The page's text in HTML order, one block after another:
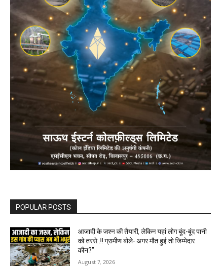
POPULAR POSTS
आजादी के जश्न की तैयारी, लेकिन यहां लोग बूंद-बूंद पानी
को तरसे..!! ग्रामीण बोले- अगर मौत हुई तो जिम्मेदार
कौन?”
August 7, 2026